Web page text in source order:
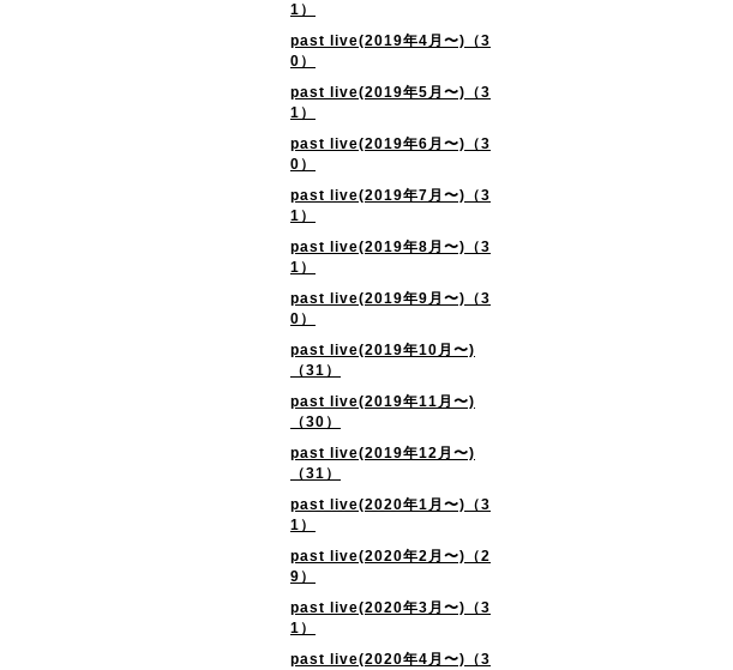
1）
past live(2019年4月〜)（3
0）
past live(2019年5月〜)（3
1）
past live(2019年6月〜)（3
0）
past live(2019年7月〜)（3
1）
past live(2019年8月〜)（3
1）
past live(2019年9月〜)（3
0）
past live(2019年10月〜)
（31）
past live(2019年11月〜)
（30）
past live(2019年12月〜)
（31）
past live(2020年1月〜)（3
1）
past live(2020年2月〜)（2
9）
past live(2020年3月〜)（3
1）
past live(2020年4月〜)（3